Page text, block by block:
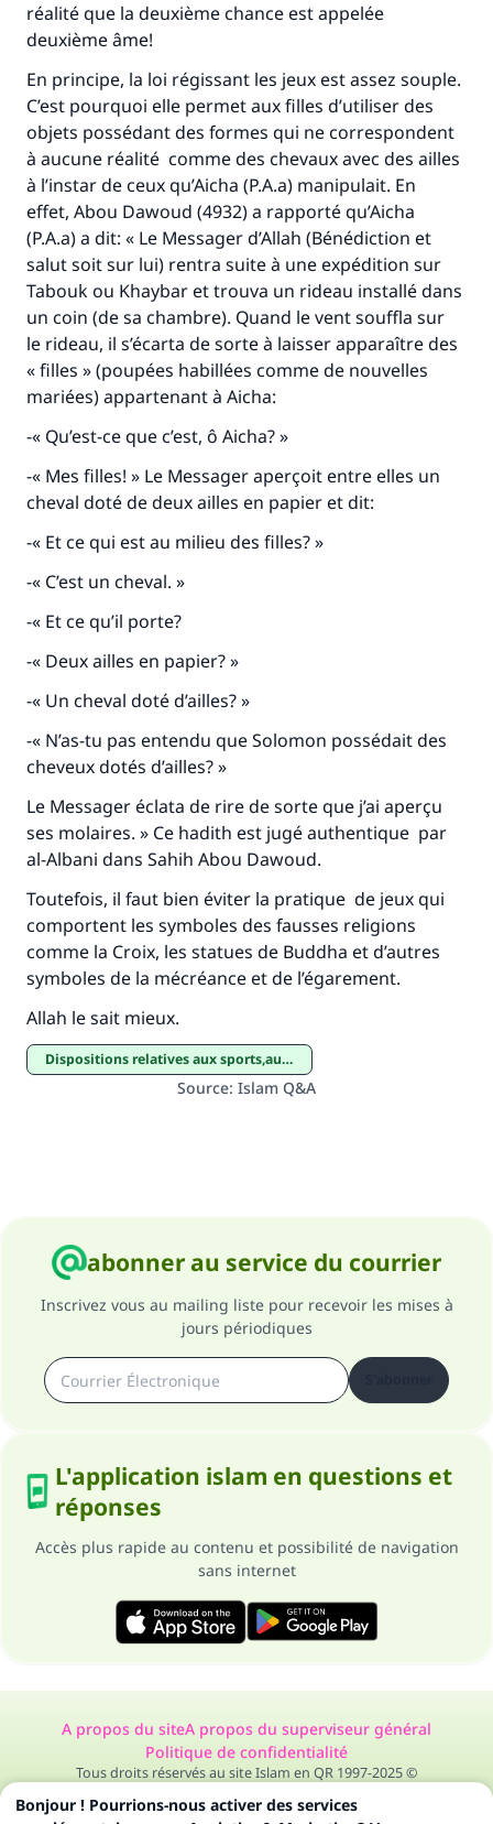
réalité que la deuxième chance est appelée
deuxième âme!
En principe, la loi régissant les jeux est assez souple.
C’est pourquoi elle permet aux filles d’utiliser des
objets possédant des formes qui ne correspondent
à aucune réalité comme des chevaux avec des ailles
à l’instar de ceux qu’Aicha (P.A.a) manipulait. En
effet, Abou Dawoud (4932) a rapporté qu’Aicha
(P.A.a) a dit: « Le Messager d’Allah (Bénédiction et
salut soit sur lui) rentra suite à une expédition sur
Tabouk ou Khaybar et trouva un rideau installé dans
un coin (de sa chambre). Quand le vent souffla sur
le rideau, il s’écarta de sorte à laisser apparaître des
« filles » (poupées habillées comme de nouvelles
mariées) appartenant à Aicha:
-« Qu’est-ce que c’est, ô Aicha? »
-« Mes filles! » Le Messager aperçoit entre elles un
cheval doté de deux ailles en papier et dit:
-« Et ce qui est au milieu des filles? »
-« C’est un cheval. »
-« Et ce qu’il porte?
-« Deux ailles en papier? »
-« Un cheval doté d’ailles? »
-« N’as-tu pas entendu que Solomon possédait des
cheveux dotés d’ailles? »
Le Messager éclata de rire de sorte que j’ai aperçu
ses molaires. » Ce hadith est jugé authentique par
al-Albani dans Sahih Abou Dawoud.
Toutefois, il faut bien éviter la pratique de jeux qui
comportent les symboles des fausses religions
comme la Croix, les statues de Buddha et d’autres
symboles de la mécréance et de l’égarement.
Allah le sait mieux.
Dispositions relatives aux sports,aux loisirs et aux distractions
Source: Islam Q&A
abonner au service du courrier
Inscrivez vous au mailing liste pour recevoir les mises à
jours périodiques
L'application islam en questions et
réponses
Accès plus rapide au contenu et possibilité de navigation
sans internet
A propos du siteA propos du superviseur général
Politique de confidentialité
Tous droits réservés au site Islam en QR 1997-2025 ©
millions de personnes grâce à votre
Aidez nous à apporter des réponses.
Le Messager d'Allah (Paix sur lui) a dit:
"Celui qui indique une bonne action obtient la
même récompense que celui qui le fait."
(MOUSLIM 1893)
Soutenez IslamQA
Bonjour ! Pourrions-nous activer des services